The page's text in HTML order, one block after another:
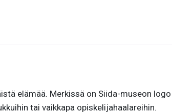
elämää. Merkissä on Siida-museon logo
tai vaikkapa opiskelijahaalareihin.